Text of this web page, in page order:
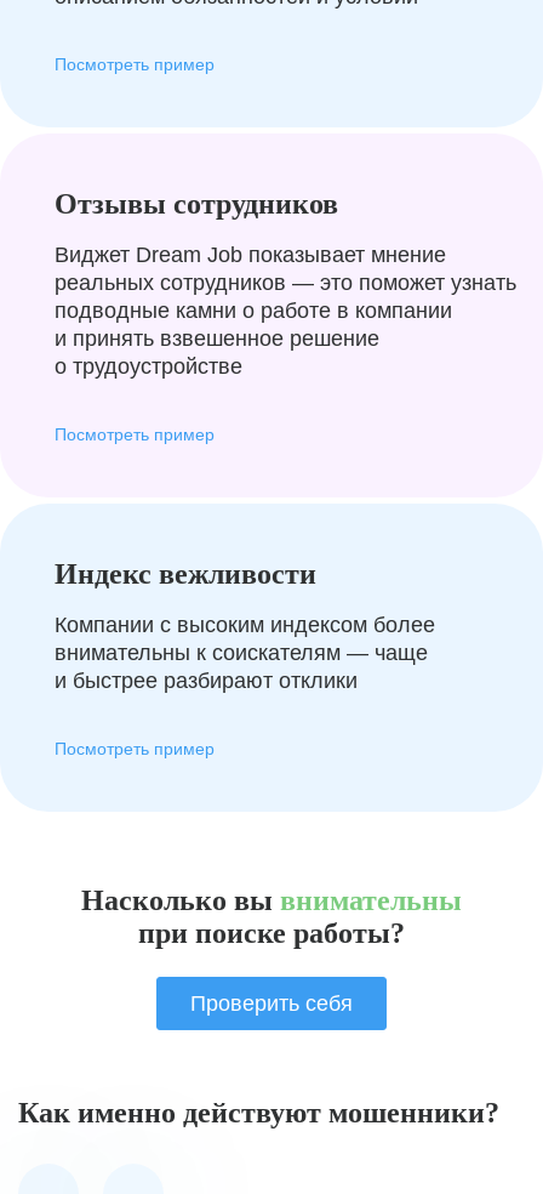
Посмотреть пример
Отзывы сотрудников
Виджет Dream Job показывает мнение
реальных сотрудников — это поможет узнать
подводные камни о работе в компании
и принять взвешенное решение
о трудоустройстве
Посмотреть пример
Индекс вежливости
Компании с высоким индексом более
внимательны к соискателям — чаще
и быстрее разбирают отклики
Посмотреть пример
Насколько вы внимательны
при поиске работы?
Проверить себя
Как именно действуют мошенники?